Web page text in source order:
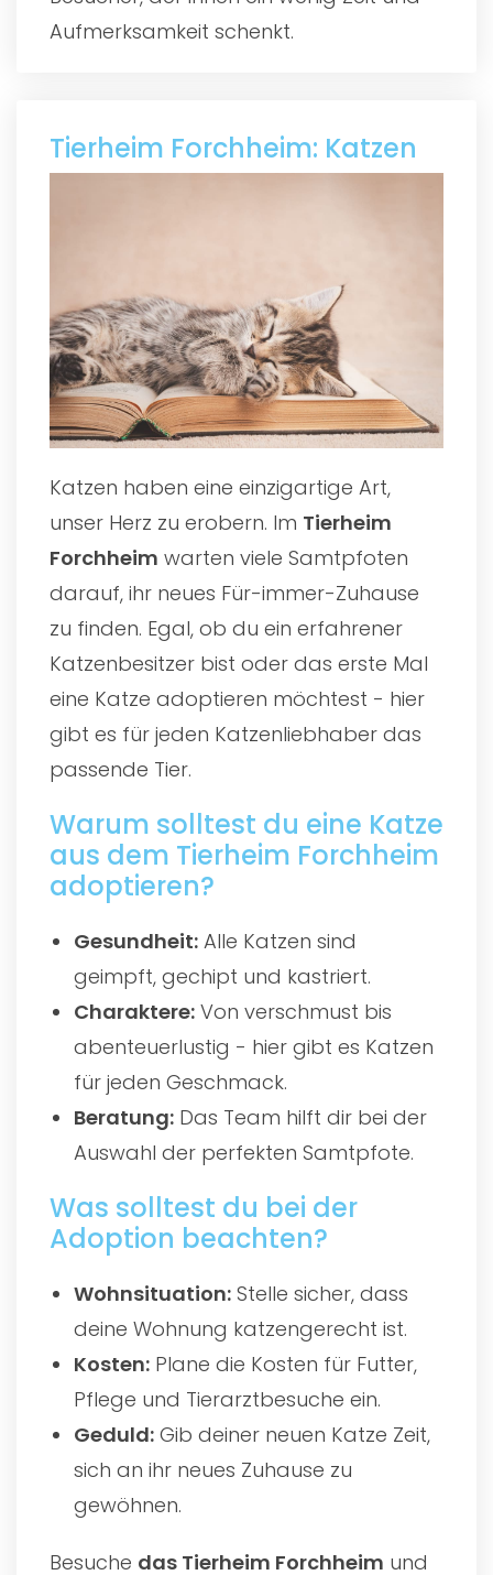
Aufmerksamkeit schenkt.
Tierheim Forchheim: Katzen
Katzen haben eine einzigartige Art,
unser Herz zu erobern. Im Tierheim
Forchheim warten viele Samtpfoten
darauf, ihr neues Für-immer-Zuhause
zu finden. Egal, ob du ein erfahrener
Katzenbesitzer bist oder das erste Mal
eine Katze adoptieren möchtest - hier
gibt es für jeden Katzenliebhaber das
passende Tier.
Warum solltest du eine Katze
aus dem Tierheim Forchheim
adoptieren?
Gesundheit: Alle Katzen sind
geimpft, gechipt und kastriert.
Charaktere: Von verschmust bis
abenteuerlustig - hier gibt es Katzen
für jeden Geschmack.
Beratung: Das Team hilft dir bei der
Auswahl der perfekten Samtpfote.
Was solltest du bei der
Adoption beachten?
Wohnsituation: Stelle sicher, dass
deine Wohnung katzengerecht ist.
Kosten: Plane die Kosten für Futter,
Pflege und Tierarztbesuche ein.
Geduld: Gib deiner neuen Katze Zeit,
sich an ihr neues Zuhause zu
gewöhnen.
Besuche das Tierheim Forchheim und